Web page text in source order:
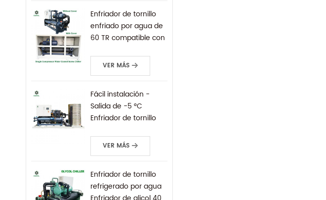
Enfriador de tornillo
enfriado por agua de
60 TR compatible con
protocolo Siemens
Profinet
VER MÁS
Fácil instalación -
Salida de -5 °C
Enfriador de tornillo
montado sobre patín
para baja
VER MÁS
Enfriador de tornillo
refrigerado por agua